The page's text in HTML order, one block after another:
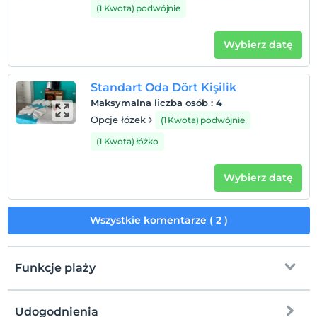
Dworzec autobusowy Kemer 55km Dworzec
Pokaż na mapie
Wymeldować się
Zwierzęta
(1 Kwota) podwójnie
Wybierz datę
Standart Oda Dört Kişilik
Maksymalna liczba osób : 4
Opcje łóżek
(1 Kwota) podwójnie
(1 Kwota) łóżko
Wybierz datę
Wszystkie komentarze ( 2 )
Funkcje plaży
Udogodnienia